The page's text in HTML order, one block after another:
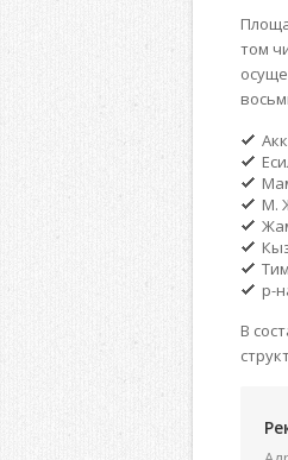
том
М.
р-
В